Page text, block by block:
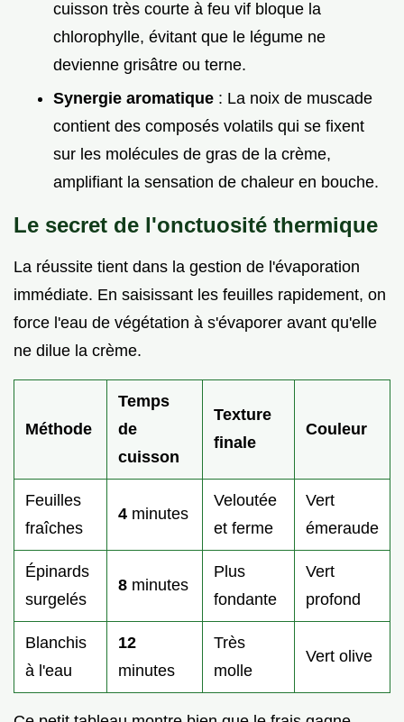
cuisson très courte à feu vif bloque la
chlorophylle, évitant que le légume ne
devienne grisâtre ou terne.
Synergie aromatique : La noix de muscade
contient des composés volatils qui se fixent
sur les molécules de gras de la crème,
amplifiant la sensation de chaleur en bouche.
Le secret de l'onctuosité thermique
La réussite tient dans la gestion de l'évaporation
immédiate. En saisissant les feuilles rapidement, on
force l'eau de végétation à s'évaporer avant qu'elle
ne dilue la crème.
Méthode
Temps
de
cuisson
Texture
finale
Couleur
Feuilles
fraîches
4 minutes
Veloutée
et ferme
Vert
émeraude
Épinards
surgelés
8 minutes
Plus
fondante
Vert
profond
Blanchis
à l'eau
12
minutes
Très
molle
Vert olive